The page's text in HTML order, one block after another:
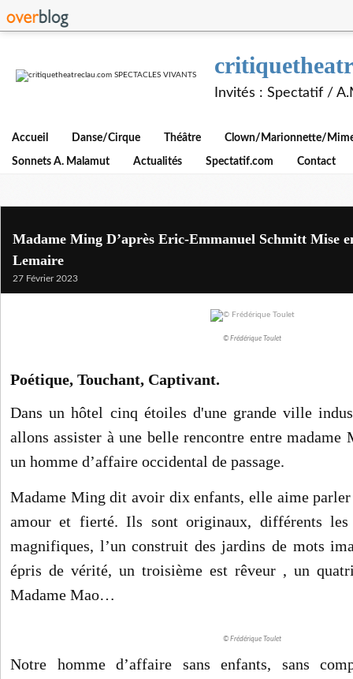
Invités : Spectatif /
Accueil Danse/Cirque Théâtre Clown/Marionnette/
Sonnets A. Malamut Actualités Spectatif.com Contact
Madame Ming D’après Eric-Emmanuel Schmitt Mise
Lemaire
27 Février 2023
© Frédérique Toulet
Poétique, Touchant, Captivant.
Dans un hôtel cinq étoiles d'une grande ville
allons assister à une belle rencontre entre
un homme d’affaire occidental de passage.
Madame Ming dit avoir dix enfants, elle aime parler
amour et fierté. Ils sont originaux, différents les
magnifiques, l’un construit des jardins de mots
épris de vérité, un troisième est rêveur , un
Madame Mao…
© Frédérique Toulet
Notre homme d’affaire sans enfants, sans